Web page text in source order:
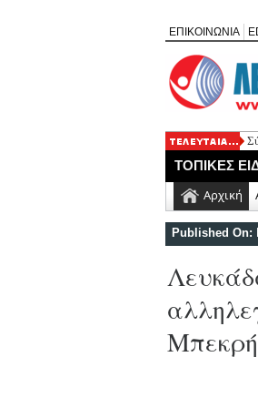
ΕΠΙΚΟΙΝΩΝΙΑ
ΤΟΠΙΚΕΣ
Αρχική
Published On: